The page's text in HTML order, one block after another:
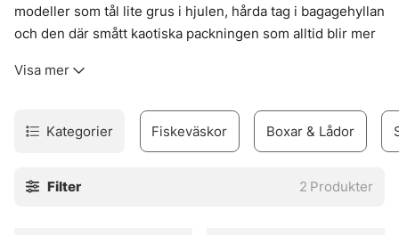
modeller som tål lite grus i hjulen, hårda tag i bagagehyllan
och den där smått kaotiska packningen som alltid blir mer
slitstyrka och sådant som faktiskt spelar roll när väskan
Utbudet rymmer välkända namn som Patagonia, Orvis och
Guideline, plus fler märken som håller en jämn, pålitlig
Det är just poängen. Den ska rulla fint, rymma klokt och stå
Visa mer
Kategorier Fiskeväskor Boxar & Lådor
Filter 2 Produkter